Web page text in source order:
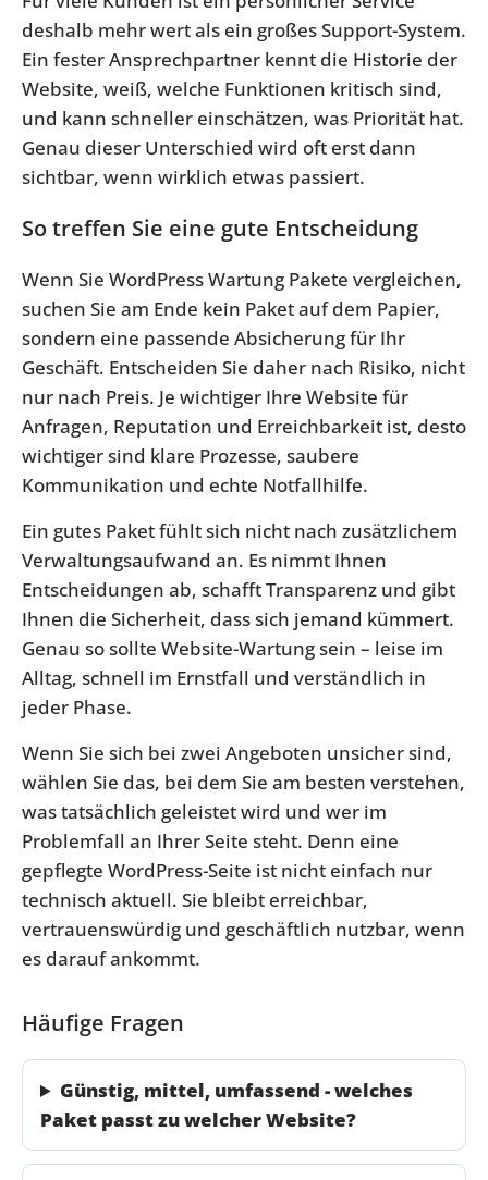
deshalb mehr wert als ein großes Support-System.
Ein fester Ansprechpartner kennt die Historie der
Website, weiß, welche Funktionen kritisch sind,
und kann schneller einschätzen, was Priorität hat.
Genau dieser Unterschied wird oft erst dann
sichtbar, wenn wirklich etwas passiert.
So treffen Sie eine gute Entscheidung
Wenn Sie WordPress Wartung Pakete vergleichen,
suchen Sie am Ende kein Paket auf dem Papier,
sondern eine passende Absicherung für Ihr
Geschäft. Entscheiden Sie daher nach Risiko, nicht
nur nach Preis. Je wichtiger Ihre Website für
Anfragen, Reputation und Erreichbarkeit ist, desto
wichtiger sind klare Prozesse, saubere
Kommunikation und echte Notfallhilfe.
Ein gutes Paket fühlt sich nicht nach zusätzlichem
Verwaltungsaufwand an. Es nimmt Ihnen
Entscheidungen ab, schafft Transparenz und gibt
Ihnen die Sicherheit, dass sich jemand kümmert.
Genau so sollte Website-Wartung sein – leise im
Alltag, schnell im Ernstfall und verständlich in
jeder Phase.
Wenn Sie sich bei zwei Angeboten unsicher sind,
wählen Sie das, bei dem Sie am besten verstehen,
was tatsächlich geleistet wird und wer im
Problemfall an Ihrer Seite steht. Denn eine
gepflegte WordPress-Seite ist nicht einfach nur
technisch aktuell. Sie bleibt erreichbar,
vertrauenswürdig und geschäftlich nutzbar, wenn
es darauf ankommt.
Häufige Fragen
Günstig, mittel, umfassend - welches
Paket passt zu welcher Website?